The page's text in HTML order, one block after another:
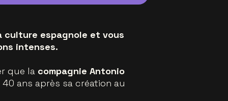
culture espagnole et vous
intenses.
que la compagnie Antonio
ans après sa création au